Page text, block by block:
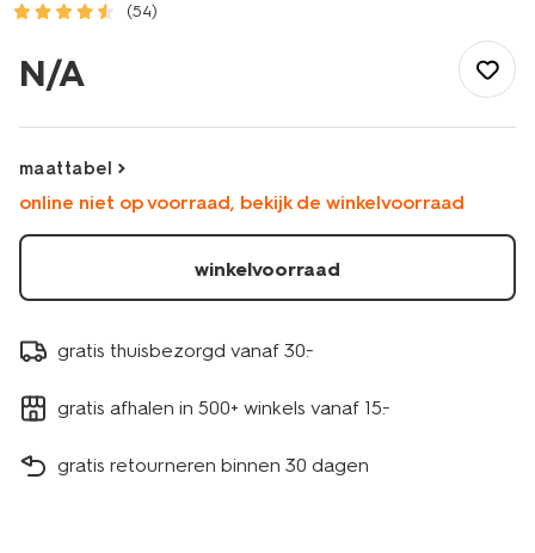
(54)
nachtmode/kinderpyjama-
rib-
lime-
23090980LIME.html
N/A
maattabel
online niet op voorraad, bekijk de winkelvoorraad
winkelvoorraad
gratis thuisbezorgd vanaf 30.-
gratis afhalen in 500+ winkels vanaf 15.-
gratis retourneren binnen 30 dagen